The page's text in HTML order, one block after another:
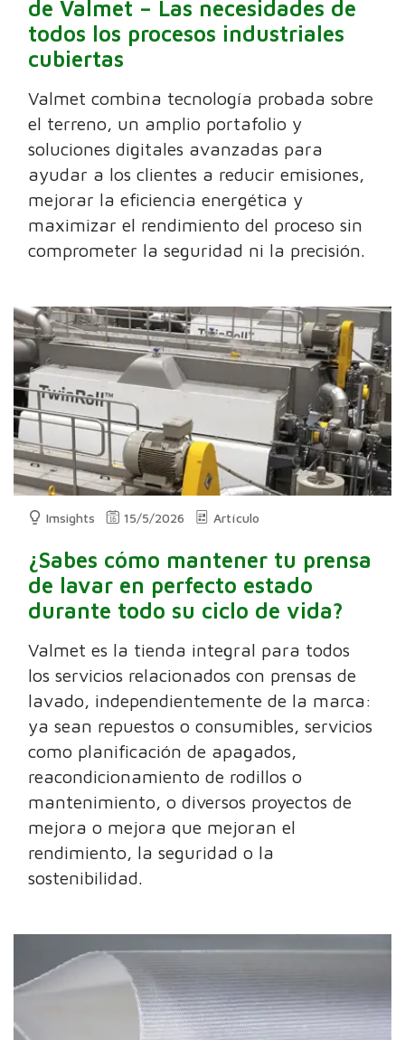
de Valmet – Las necesidades de
todos los procesos industriales
cubiertas
Valmet combina tecnología probada sobre
el terreno, un amplio portafolio y
soluciones digitales avanzadas para
ayudar a los clientes a reducir emisiones,
mejorar la eficiencia energética y
maximizar el rendimiento del proceso sin
comprometer la seguridad ni la precisión.
Imsights 15/5/2026 Artículo
¿Sabes cómo mantener tu prensa
de lavar en perfecto estado
durante todo su ciclo de vida?
Valmet es la tienda integral para todos
los servicios relacionados con prensas de
lavado, independientemente de la marca:
ya sean repuestos o consumibles, servicios
como planificación de apagados,
reacondicionamiento de rodillos o
mantenimiento, o diversos proyectos de
mejora o mejora que mejoran el
rendimiento, la seguridad o la
sostenibilidad.